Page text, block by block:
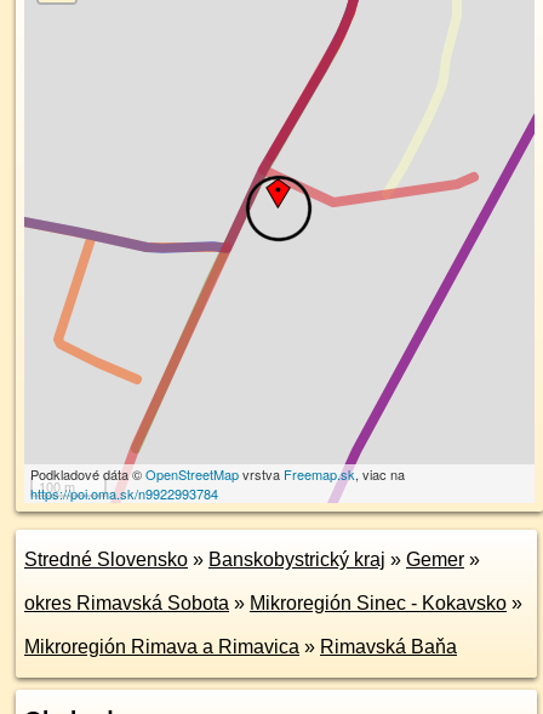
100 m
Podkladové dáta ©OpenStreetMapvrstva Freemap.sk, viac na
https://poi.oma.sk/n9922993784
Stredné Slovensko » Banskobystrický kraj » Gemer »
okres Rimavská Sobota » Mikroregión Sinec - Kokavsko »
Mikroregión Rimava a Rimavica » Rimavská Baňa